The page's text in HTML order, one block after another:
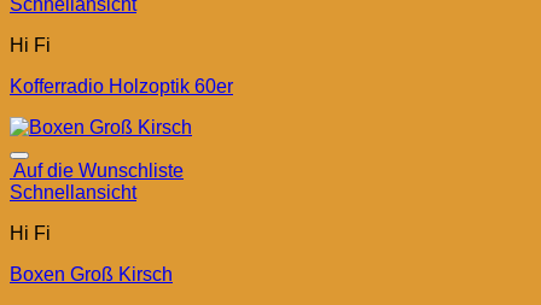
Schnellansicht
Hi Fi
Kofferradio Holzoptik 60er
Auf die Wunschliste
Schnellansicht
Hi Fi
Boxen Groß Kirsch